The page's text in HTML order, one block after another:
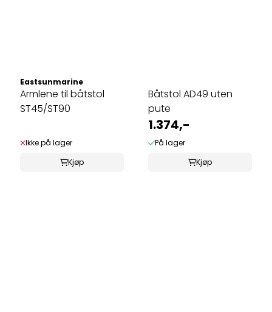
Eastsunmarine
Armlene til båtstol
ST45/ST90
Ikke på lager
Kjøp
Båtstol AD49 uten
pute
1.374,-
På lager
Kjøp